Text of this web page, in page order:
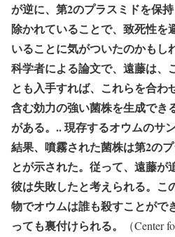
が逆に、第2のプラスミドを保
除かれていることで、致死性を
いることに気がついたのかもし
科学者による論文で、遠藤は、
とも入手すれば、これらを合わ
含む効力の強い菌株を生成でき
がある。.. 現存するオウムのサ
結果、噴霧された菌株は第2の
とが示された。従って、遠藤が
彼は失敗したと考えられる。こ
物でオウムは誰も殺すことがで
っても裏付けられる。
（Center